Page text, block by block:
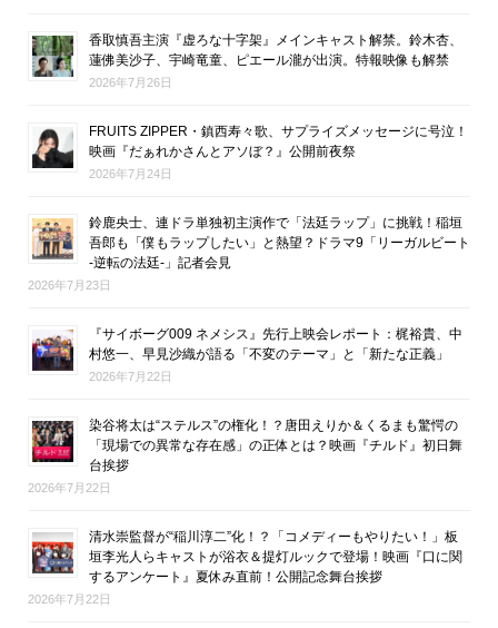
香取慎吾主演『虚ろな十字架』メインキャスト解禁。鈴木杏、
蓮佛美沙子、宇崎竜童、ピエール瀧が出演。特報映像も解禁
2026年7月26日
FRUITS ZIPPER・鎮西寿々歌、サプライズメッセージに号泣！
映画『だぁれかさんとアソぼ？』公開前夜祭
2026年7月24日
鈴鹿央士、連ドラ単独初主演作で「法廷ラップ」に挑戦！稲垣
吾郎も「僕もラップしたい」と熱望？ドラマ9「リーガルビート
-逆転の法廷-」記者会見
2026年7月23日
『サイボーグ009 ネメシス』先行上映会レポート：梶裕貴、中
村悠一、早見沙織が語る「不変のテーマ」と「新たな正義」
2026年7月22日
染谷将太は“ステルス”の権化！？唐田えりか＆くるまも驚愕の
「現場での異常な存在感」の正体とは？映画『チルド』初日舞
台挨拶
2026年7月22日
清水崇監督が“稲川淳二”化！？「コメディーもやりたい！」板
垣李光人らキャストが浴衣＆提灯ルックで登場！映画『口に関
するアンケート』夏休み直前！公開記念舞台挨拶
2026年7月22日